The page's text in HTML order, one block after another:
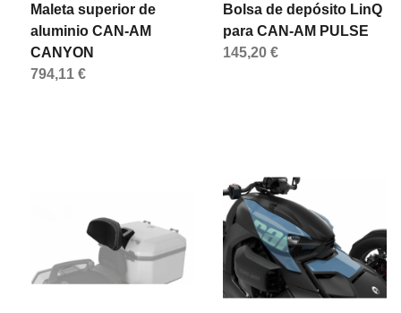
Maleta superior de
aluminio CAN-AM
CANYON
794,11 €
Bolsa de depósito LinQ
para CAN-AM PULSE
145,20 €